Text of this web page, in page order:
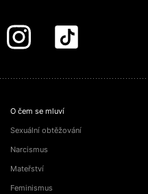
O čem se mluví
Sexuální obtěžování
Narcismus
Mateřství
Feminismus